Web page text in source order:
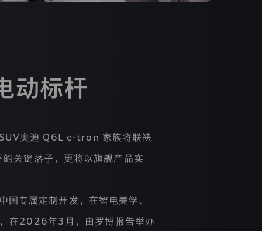
动标杆
奥迪 Q6L e-tron 家族将联袂
关键落子，更将以旗舰产品实
专属定制开发，在智电美学、
在2026年3月，由罗博报告举办